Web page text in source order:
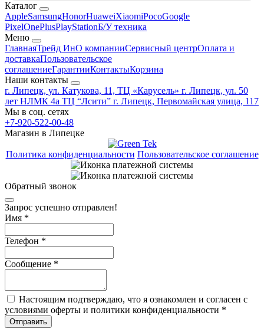
Каталог
AppleSamsungHonorHuaweiXiaomiPocoGoogle
PixelOnePlusPlayStationБ/У техника
Меню
ГлавнаяТрейд ИнО компанииСервисный центрОплата и
доставкаПользовательское
соглашениеГарантииКонтактыКорзина
Наши контакты
г. Липецк, ул. Катукова, 11, ТЦ «Карусель» г. Липецк, ул. 50
лет НЛМК 4а ТЦ “Лсити” г. Липецк, Первомайская улица, 117
Мы в соц. сетях
+7-920-522-00-48
Магазин в Липецке
Политика конфиденциальности Пользовательское соглашение
Обратный звонок
Запрос успешно отправлен!
Имя *
Телефон *
Сообщение *
Настоящим подтверждаю, что я ознакомлен и согласен с
условиями оферты и политики конфиденциальности *
Отправить